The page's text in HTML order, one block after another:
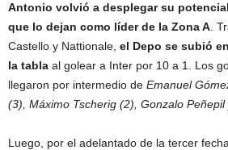
Antonio volvió a desplegar su
que lo dejan como líder de la Zona A .
Castello y Nattionale, el Depo se subió
la tabla al golear a Inter por 10 a 1. Los
llegaron por intermedio de Emanuel
(3), Máximo Tscherig (2), Gonzalo Peñepil
Luego, por el adelantado de la tercer